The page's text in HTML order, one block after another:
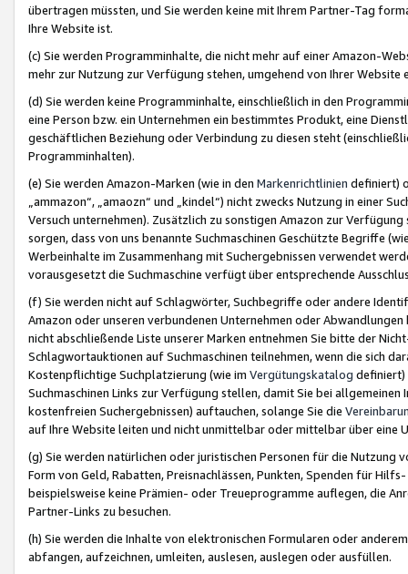
übertragen müssten, und Sie werden keine mit Ihrem Partner-Tag
Ihre Website ist.
(c) Sie werden Programminhalte, die nicht mehr auf einer Amazon-
mehr zur Nutzung zur Verfügung stehen, umgehend von Ihrer
(d) Sie werden keine Programminhalte, einschließlich in den
eine Person bzw. ein Unternehmen ein bestimmtes Produkt, eine
geschäftlichen Beziehung oder Verbindung zu diesen steht
Programminhalten).
(e) Sie werden Amazon-Marken (wie in den Markenrichtlinien definiert)
„ammazon“, „amaozn“ und „kindel“) nicht zwecks Nutzung in einer
Versuch unternehmen). Zusätzlich zu sonstigen Amazon zur
sorgen, dass von uns benannte Suchmaschinen Geschützte Begriffe
Werbeinhalte im Zusammenhang mit Suchergebnissen verwendet
vorausgesetzt die Suchmaschine verfügt über entsprechende
(f) Sie werden nicht auf Schlagwörter, Suchbegriffe oder andere
Amazon oder unseren verbundenen Unternehmen oder
nicht abschließende Liste unserer Marken entnehmen Sie bitte der
Schlagwortauktionen auf Suchmaschinen teilnehmen, wenn die sich
Kostenpflichtige Suchplatzierung (wie im Vergütungskatalog definiert)
Suchmaschinen Links zur Verfügung stellen, damit Sie bei
kostenfreien Suchergebnissen) auftauchen, solange Sie die
auf Ihre Website leiten und nicht unmittelbar oder mittelbar über eine
(g) Sie werden natürlichen oder juristischen Personen für die Nutzung
Form von Geld, Rabatten, Preisnachlässen, Punkten, Spenden für
beispielsweise keine Prämien- oder Treueprogramme auflegen, die
Partner-Links zu besuchen.
(h) Sie werden die Inhalte von elektronischen Formularen oder
abfangen, aufzeichnen, umleiten, auslesen, auslegen oder ausfüllen.